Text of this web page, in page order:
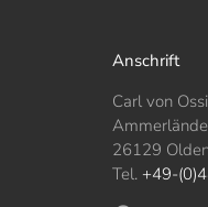
Anschrift
Carl von
26129
Tel. +49-